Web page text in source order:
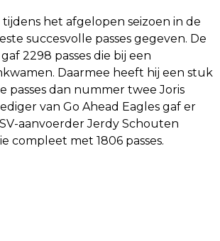
tijdens het afgelopen seizoen in de
succesvolle passes gegeven. De
2298 passes die bij een
Daarmee heeft hij een stuk
passes dan nummer twee Joris
van Go Ahead Eagles gaf er
aanvoerder Jerdy Schouten
compleet met 1806 passes.